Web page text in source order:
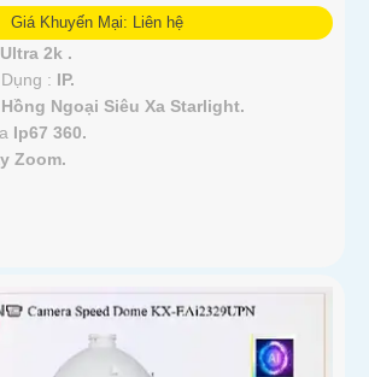
Giá Khuyến Mại: Liên hệ
Ultra 2k .
: IP.
Hồng Ngoại Siêu Xa Starlight.
Ip67 360.
Zoom.